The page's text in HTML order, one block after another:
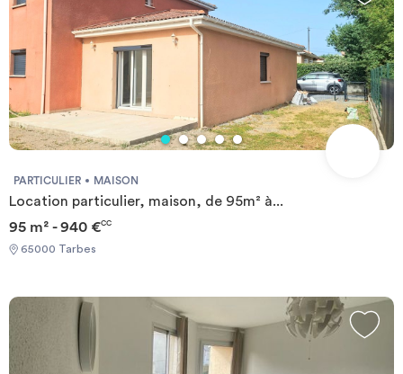
PARTICULIER MAISON
Location particulier, maison, de 95m² à...
95 m² - 940 €CC
65000 Tarbes